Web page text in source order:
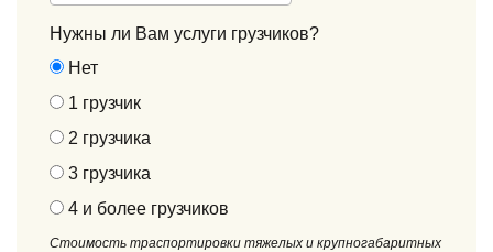
Нужны ли Вам услуги грузчиков?
Нет
1 грузчик
2 грузчика
3 грузчика
4 и более грузчиков
Стоимость траспортировки тяжелых и крупногабаритных